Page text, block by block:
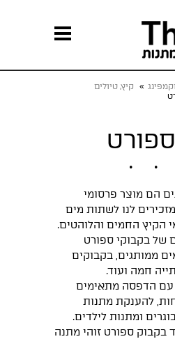
»
קיץ, טיולים
הם מוצר פרסומי
לנו לשתות מים
הקיץ החמים והלוהטים.
של בקבוקי ספורט
ממותגים, בקבוקים
חמה ועוד.
עם הדפסה מתאימים
להענקת מתנות
ומתנות לילדים.
בקבוק ספורט זוהי מתנה